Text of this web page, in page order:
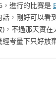
進行的比賽是
，剛好可以看
，不過那天實在
考量下只好放